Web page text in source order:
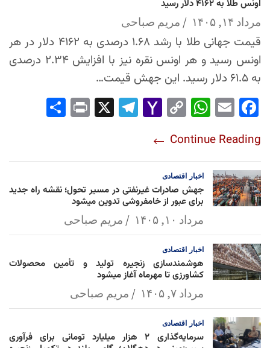
اونس طلا به ۴۱۶۲ دلار رسید
مرداد ۱۴, ۱۴۰۵ مریم صباحی
قیمت جهانی طلا با رشد ۱.۶۸ درصدی به ۴۱۶۲ دلار در هر
اونس رسید و هر اونس نقره نیز با افزایش ۲.۳۴ درصدی
به ۶۱.۵ دلار رسید. این جهش قیمت…
Fac
ok
Em
Wh
Ap
p
Co
Lin
k
Yah
l
Tel
Pri
Continue Reading
اخبار اقتصادی
جهش صادرات غیرنفتی در مسیر تحول؛ نقشه راه جدید
برای عبور از خامفروشی تدوین میشود
مرداد ۱۰, ۱۴۰۵ مریم صباحی
اخبار اقتصادی
هوشمندسازی زنجیره تولید و تأمین محصولات
کشاورزی تا مهرماه آغاز میشود
مرداد ۷, ۱۴۰۵ مریم صباحی
اخبار اقتصادی
سرمایه‌گذاری ۲ هزار میلیارد تومانی برای فرآوری